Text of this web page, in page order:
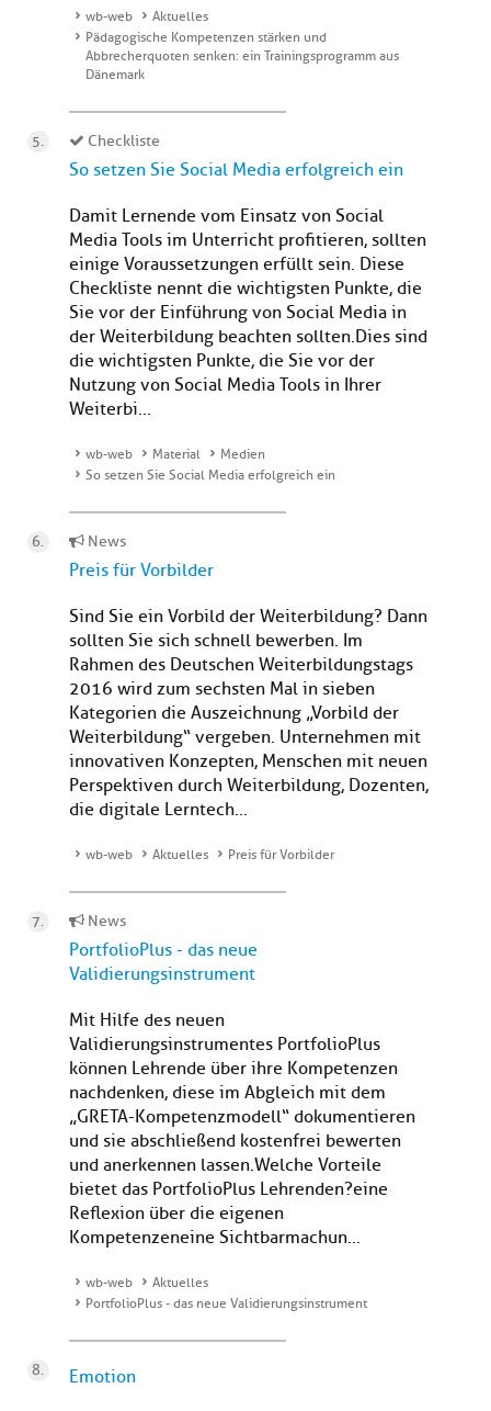
wb-web
Aktuelles
Pädagogische Kompetenzen stärken und
Abbrecherquoten senken: ein Trainingsprogramm aus
Dänemark
Checkliste
So setzen Sie Social Media erfolgreich ein
Damit Lernende vom Einsatz von Social
Media Tools im Unterricht profitieren, sollten
einige Voraussetzungen erfüllt sein. Diese
Checkliste nennt die wichtigsten Punkte, die
Sie vor der Einführung von Social Media in
der Weiterbildung beachten sollten.Dies sind
die wichtigsten Punkte, die Sie vor der
Nutzung von Social Media Tools in Ihrer
Weiterbi...
wb-web Material
Medien
So setzen Sie Social Media erfolgreich ein
News
Preis für Vorbilder
Sind Sie ein Vorbild der Weiterbildung? Dann
sollten Sie sich schnell bewerben. Im
Rahmen des Deutschen Weiterbildungstags
2016 wird zum sechsten Mal in sieben
Kategorien die Auszeichnung „Vorbild der
Weiterbildung“ vergeben. Unternehmen mit
innovativen Konzepten, Menschen mit neuen
Perspektiven durch Weiterbildung, Dozenten,
die digitale Lerntech...
wb-web Aktuelles Preis für Vorbilder
News
PortfolioPlus - das neue
Validierungsinstrument
Mit Hilfe des neuen
Validierungsinstrumentes PortfolioPlus
können Lehrende über ihre Kompetenzen
nachdenken, diese im Abgleich mit dem
„GRETA-Kompetenzmodell“ dokumentieren
und sie abschließend kostenfrei bewerten
und anerkennen lassen.Welche Vorteile
bietet das PortfolioPlus Lehrenden?eine
Reflexion über die eigenen
Kompetenzeneine Sichtbarmachun...
wb-web
Aktuelles
PortfolioPlus - das neue Validierungsinstrument
Emotion